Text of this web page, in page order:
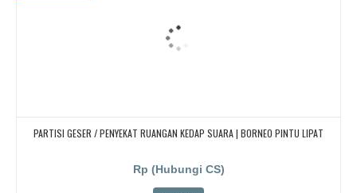
PARTISI GESER / PENYEKAT RUANGAN KEDAP SUARA | BORNEO PINTU LIPAT
Rp (Hubungi CS)